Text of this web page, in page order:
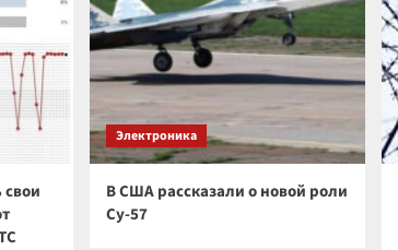
Электроника
В США рассказали о новой роли
Су-57